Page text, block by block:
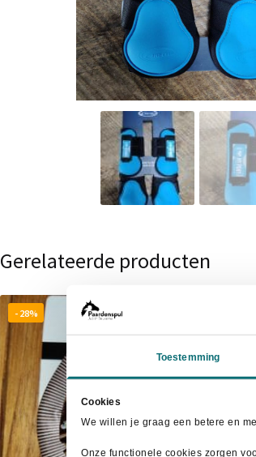
Toestemming
Cookies
We willen je graag een betere en
Onze functionele cookies zorgen
Gerelateerde producten
- 28%